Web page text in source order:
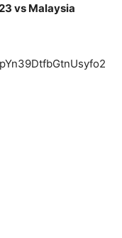
vs Malaysia